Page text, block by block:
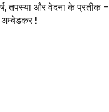
तपस्या और वेदना के प्रतीक –
अम्बेडकर !